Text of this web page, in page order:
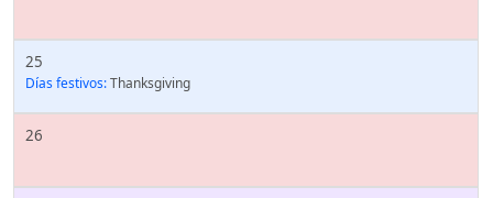
25
Días festivos:Thanksgiving
26